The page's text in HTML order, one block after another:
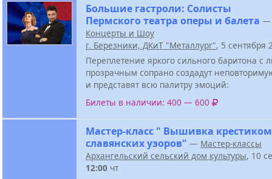
Большие гастроли: Солисты
Пермского театра оперы и балета —
Концерты и Шоу
г. Березники, ДКиТ "Металлург", 5 сентября
Переплетение яркого сильного баритона с
прозрачным сопрано создадут
и представят всю палитру эмоций:
Билеты в наличии: 400 — 600
Мастер-класс " Вышивка крестиком
славянских узоров" — Мастер-классы
Архангельский сельский дом культуры, 10
12:00 чт